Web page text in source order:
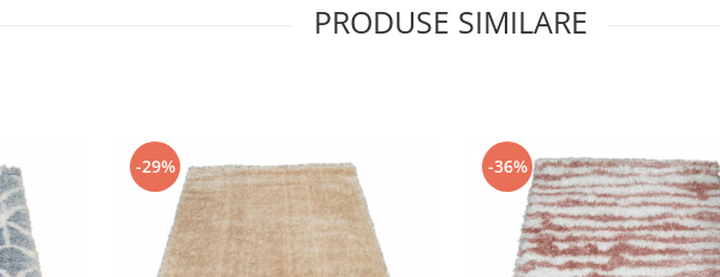
PRODUSE SIMILARE
-29% -36%